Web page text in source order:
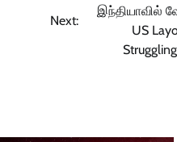
Next:
இந்தியாவில்
US